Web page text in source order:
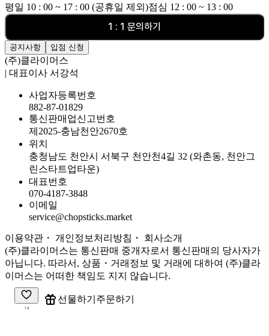
평일 10 : 00 ~ 17 : 00 (공휴일 제외)점심 12 : 00 ~ 13 : 00
1 : 1 문의하기
공지사항 입점 신청
(주)클라이머스
| 대표이사 서강석
사업자등록번호
882-87-01829
통신판매업신고번호
제2025-충남천안2670호
위치
충청남도 천안시 서북구 천안천4길 32 (와촌동, 천안그
린스타트업타운)
대표번호
070-4187-3848
이메일
service@chopsticks.market
이용약관 ・ 개인정보처리방침 ・ 회사소개
(주)클라이머스는 통신판매 중개자로서 통신판매의 당사자가
아닙니다. 따라서, 상품・거래정보 및 거래에 대하여 (주)클라
이머스는 어떠한 책임도 지지 않습니다.
14
선물하기 주문하기